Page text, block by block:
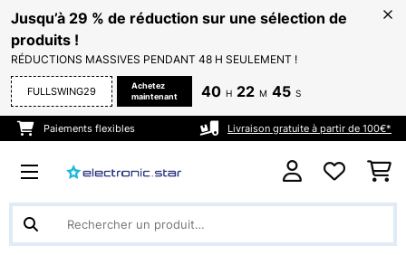
Jusqu’à 29 % de réduction sur une sélection de
produits !
RÉDUCTIONS MASSIVES PENDANT 48 H SEULEMENT !
FULLSWING29
Achetez
maintenant
40 H 22 M 44 S
Paiements flexibles Livraison gratuite à partir de 100€*